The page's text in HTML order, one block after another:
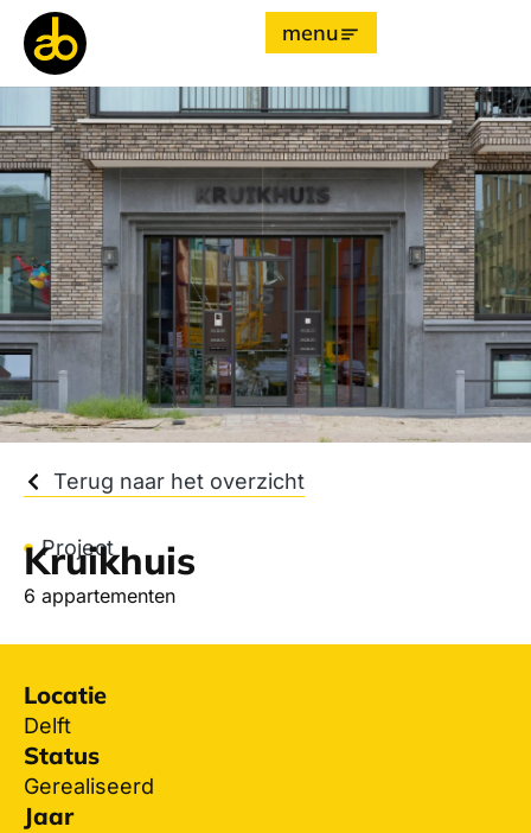
menu
Terug naar het overzicht
Project
Kruikhuis
6 appartementen
Locatie
Delft
Status
Gerealiseerd
Jaar